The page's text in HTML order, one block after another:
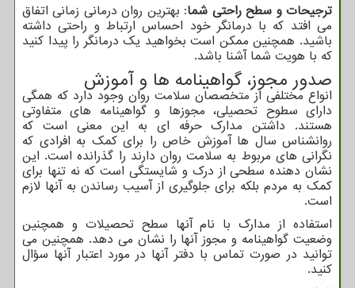
ترجیحات و سطح راحتی شما: بهترین روان درمانی زمانی اتفاق
می افتد که با درمانگر خود احساس ارتباط و راحتی داشته
باشید. همچنین ممکن است بخواهید یک درمانگر را پیدا کنید
که با هویت شما آشنا باشد.
صدور مجوز، گواهینامه ها و آموزش
انواع مختلفی از متخصصان سلامت روان وجود دارد که همگی
دارای سطوح تحصیلی، مجوزها و گواهینامه های متفاوتی
هستند. داشتن مدارک حرفه ای به این معنی است که
روانشناس سال ها آموزش خاص را برای کمک به افرادی که
نگرانی های مربوط به سلامت روان دارند را گذرانده است. این
نشان دهنده سطحی از درک و شایستگی است که نه تنها برای
کمک به مردم بلکه برای جلوگیری از آسیب رساندن به آنها لازم
است.
استفاده از مدارک با نام آنها سطح تحصیلات و همچنین
وضعیت گواهینامه و مجوز آنها را نشان می دهد. همچنین می
توانید در صورت تماس با دفتر آنها در مورد اعتبار آنها سؤال
کنید.